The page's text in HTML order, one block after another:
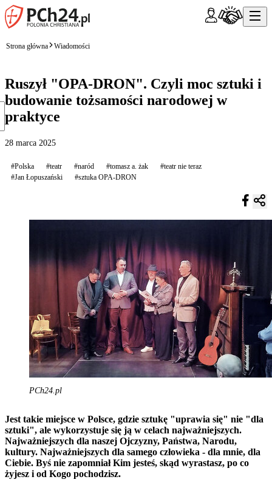
Strona główna Wiadomości
Ruszył "OPA-DRON". Czyli moc sztuki i
budowanie tożsamości narodowej w
praktyce
28 marca 2025
#Polska #teatr #naród #tomasz a. żak
#teatr nie teraz
#Jan Łopuszański
#sztuka OPA-DRON
PCh24.pl
Jest takie miejsce w Polsce, gdzie sztukę "uprawia się" nie "dla
sztuki", ale wykorzystuje się ją w celach najważniejszych.
Najważniejszych dla naszej Ojczyzny, Państwa, Narodu,
kultury. Najważniejszych dla samego człowieka - dla mnie, dla
Ciebie. Byś nie zapomniał Kim jesteś, skąd wyrastasz, po co
żyjesz i od Kogo pochodzisz.